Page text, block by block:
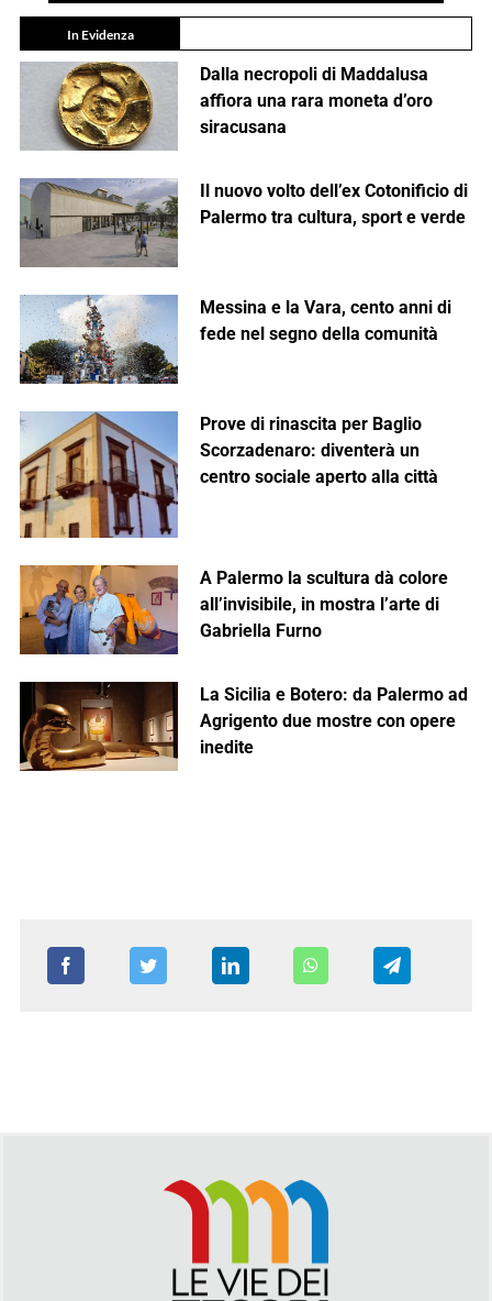
In Evidenza
Dalla necropoli di Maddalusa
affiora una rara moneta d’oro
siracusana
Il nuovo volto dell’ex Cotonificio di
Palermo tra cultura, sport e verde
Messina e la Vara, cento anni di
fede nel segno della comunità
Prove di rinascita per Baglio
Scorzadenaro: diventerà un
centro sociale aperto alla città
A Palermo la scultura dà colore
all’invisibile, in mostra l’arte di
Gabriella Furno
La Sicilia e Botero: da Palermo ad
Agrigento due mostre con opere
inedite